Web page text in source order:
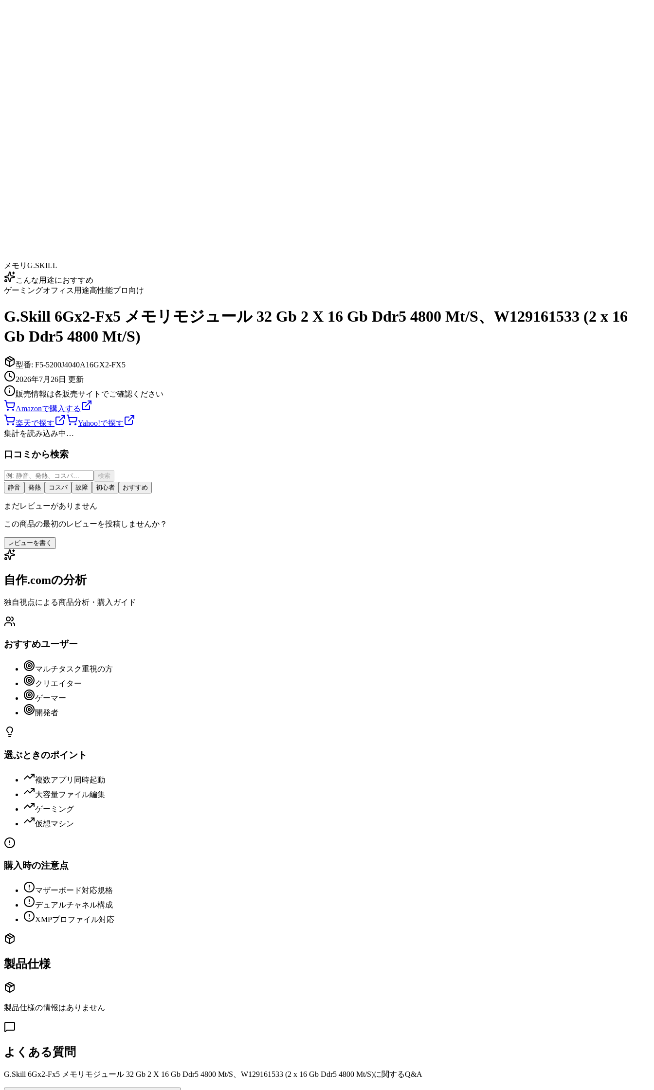
メモリ G.SKILL
こんな用途におすすめ
ゲーミングオフィス用途高性能プロ向け
G.Skill 6Gx2-Fx5 メモリモジュール 32 Gb 2 X 16 Gb Ddr5 4800 Mt/S、W129161533 (2 x 16
Gb Ddr5 4800 Mt/S)
型番: F5-5200J4040A16GX2-FX5
2026年7月26日 更新
販売情報は各販売サイトでご確認ください
Amazonで購入する
楽天で探す
Yahoo!で探す
集計を読み込み中…
口コミから検索
検索
静音
発熱 コスパ 故障 初心者 おすすめ
まだレビューがありません
この商品の最初のレビューを投稿しませんか？
レビューを書く
自作.comの分析
独自視点による商品分析・購入ガイド
おすすめユーザー
マルチタスク重視の方
クリエイター
ゲーマー
開発者
選ぶときのポイント
複数アプリ同時起動
大容量ファイル編集
ゲーミング
仮想マシン
購入時の注意点
マザーボード対応規格
デュアルチャネル構成
XMPプロファイル対応
製品仕様
製品仕様の情報はありません
よくある質問
G.Skill 6Gx2-Fx5 メモリモジュール 32 Gb 2 X 16 Gb Ddr5 4800 Mt/S、W129161533 (2 x 16 Gb Ddr5 4800 Mt/S)に関するQ&A